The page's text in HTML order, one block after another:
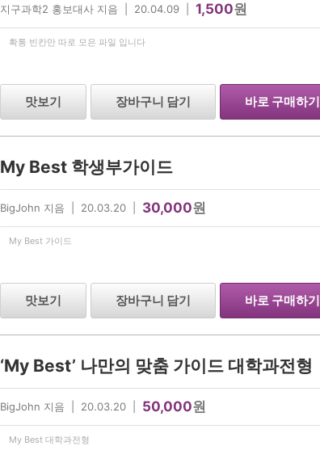
지구과학2 홍보대사 지음 | 20.04.09 | 1,500원
확통 빈칸만 따로 모은 파일 입니다
맛보기 장바구니 담기 바로 구매하기
My Best 학생부가이드
BigJohn 지음 | 20.03.20 | 30,000원
My Best 가이드
맛보기 장바구니 담기 바로 구매하기
‘My Best’ 나만의 맞춤 가이드 대학과전형
BigJohn 지음 | 20.03.20 | 50,000원
My Best 대학과전형